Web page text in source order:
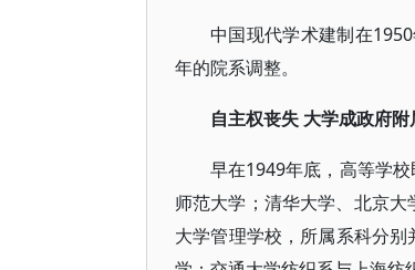
中国现代学术建制在
年的院系调整。
自主权丧失 大学成政府附
早在1949年底，高等学
师范大学；清华大学、北京
大学管理学校，所属系科分